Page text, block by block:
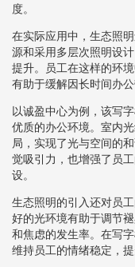
度。
在实际应用中，生态照
源和采用多层次照明设
提升。员工在这样的环
有助于缓解因长时间办
以诚盈中心为例，该写
优质的办公环境。室内
局，实现了光与空间的
觉吸引力，也增强了员
设。
生态照明的引入还对员
好的光环境有助于调节
和焦虑的发生率。在写
维持员工的情绪稳定，